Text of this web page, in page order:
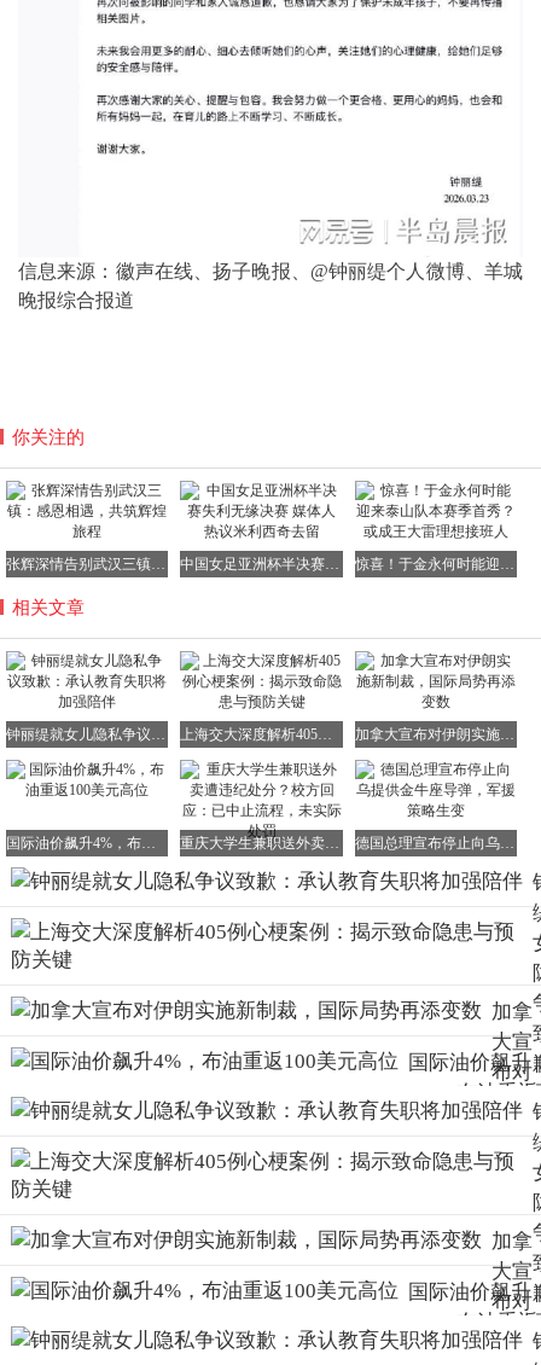
信息来源：徽声在线、扬子晚报、@钟丽缇个人微博、羊城
晚报综合报道
你关注的
张辉深情告别武汉三镇：感恩相遇，共筑辉煌旅程 中国女足亚洲杯半决赛失利无缘决赛 媒体人热议米利西奇去留 惊喜！于金永何时能迎来泰山队本赛季首秀？或成王大雷理想接班人
相关文章
钟丽缇就女儿隐私争议致歉：承认教育失职将加强陪伴 上海交大深度解析405例心梗案例：揭示致命隐患与预防关键 加拿大宣布对伊朗实施新制裁，国际局势再添变数
国际油价飙升4%，布油重返100美元高位 重庆大学生兼职送外卖遭违纪处分？校方回应：已中止流程，未实际处罚 德国总理宣布停止向乌提供金牛座导弹，军援策略生变
加拿
大宣
布对
伊朗
实施
新制
国际
局势
再添
变数
国际油价飙升
4%，布油重返
100美元高位
加拿
大宣
布对
伊朗
国际油价飙升
4%，布油重返
100美元高位